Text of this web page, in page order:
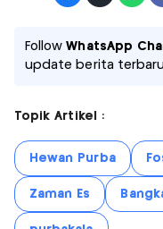
FollowWhatsApp
update berita
Topik Artikel :
Hewan Purba
Zaman Es